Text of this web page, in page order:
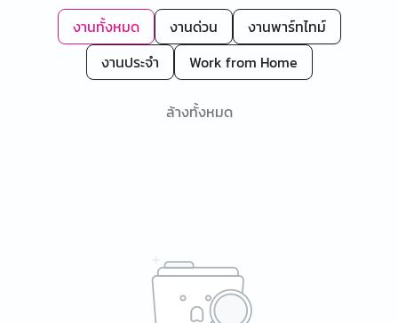
งานทั้งหมด งานด่วน
งานพาร์ทไทม์
งานประจำ
Work from Home
ล้างทั้งหมด